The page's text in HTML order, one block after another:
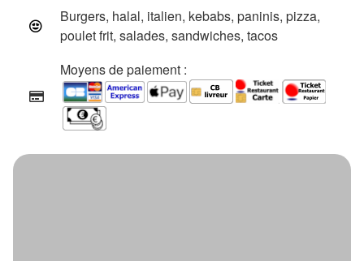
Burgers, halal, italien, kebabs, paninis, pizza,
poulet frit, salades, sandwiches, tacos
Moyens de paiement :